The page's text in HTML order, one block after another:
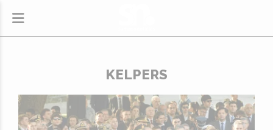
KELPERS